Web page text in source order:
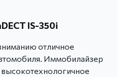
IS-350i
отличное
Иммобилайзер
высокотехнологичное